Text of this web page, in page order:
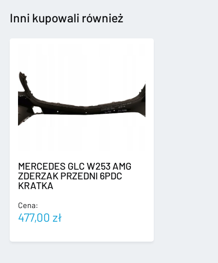
MMI
5FA035862M
Inni kupowali również
MERCEDES GLC W253 AMG
ZDERZAK PRZEDNI 6PDC
KRATKA
Cena:
477,00 zł